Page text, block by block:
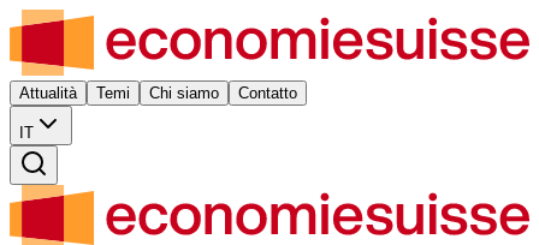
Attualità Temi Chi siamo Contatto
IT